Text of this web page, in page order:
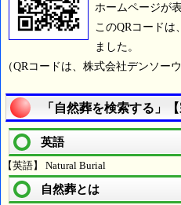
ホームページが
このQRコードは、
ました。
（QRコードは、株式会社デンソー
「自然葬を検索する」
英語
【英語】 Natural Burial
自然葬とは